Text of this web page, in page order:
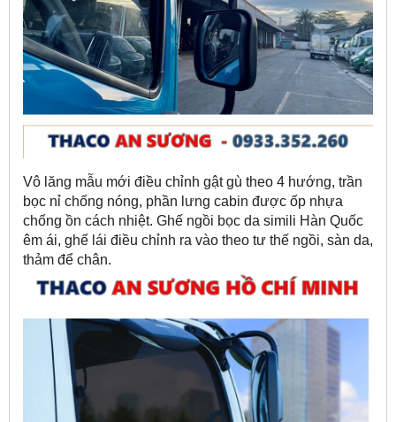
Vô lăng mẫu mới điều chỉnh gật gù theo 4 hướng, trần
bọc nỉ chống nóng, phần lưng cabin được ốp nhựa
chống ồn cách nhiệt. Ghế ngồi bọc da simili Hàn Quốc
êm ái, ghế lái điều chỉnh ra vào theo tư thế ngồi, sàn da,
thảm để chân.